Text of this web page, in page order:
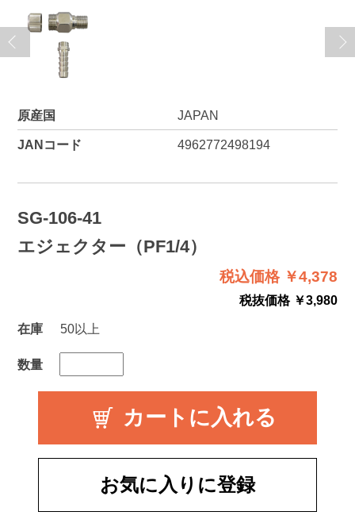
原産国 JAPAN
JANコード 4962772498194
SG-106-41
エジェクター（PF1/4）
税込価格 ￥4,378
税抜価格 ￥3,980
在庫
50以上
数量
お気に入りに登録